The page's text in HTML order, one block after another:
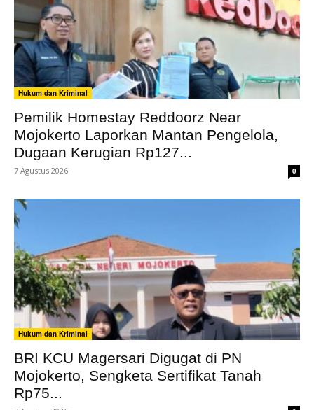
Hukum dan Kriminal
Pemilik Homestay Reddoorz Near
Mojokerto Laporkan Mantan Pengelola,
Dugaan Kerugian Rp127...
7 Agustus 2026 0
Hukum dan Kriminal
BRI KCU Magersari Digugat di PN
Mojokerto, Sengketa Sertifikat Tanah
Rp75...